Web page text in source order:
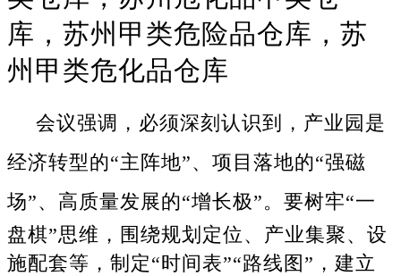
库，苏州甲类危险品仓库，苏
州甲类危化品仓库
会议强调，必须深刻认识到，产业园是
经济转型的“主阵地”、项目落地的“强磁
场”、高质量发展的“增长极”。 要树牢“一
盘棋”思维，围绕规划定位、产业集聚、设
施配套等，制定“时间表”“路线图”，建立